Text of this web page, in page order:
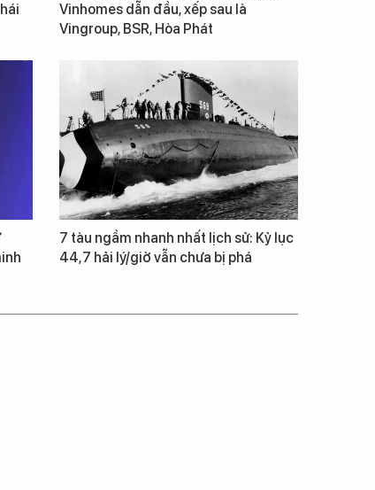
Vinhomes dẫn đầu, xếp sau là
Vingroup, BSR, Hòa Phát
7 tàu ngầm nhanh nhất lịch sử: Kỷ lục
44,7 hải lý/giờ vẫn chưa bị phá